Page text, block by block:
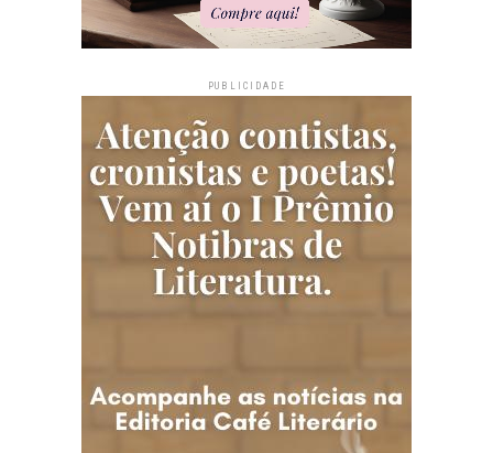
PUBLICIDADE